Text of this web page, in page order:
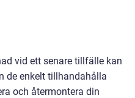
vid ett senare tillfälle kan
de enkelt tillhandahålla
och återmontera din